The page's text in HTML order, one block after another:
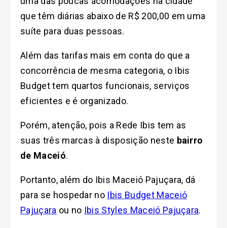
que têm diárias abaixo de R$ 200,00 em uma
suíte para duas pessoas.
Além das tarifas mais em conta do que a
concorrência de mesma categoria, o Ibis
Budget tem quartos funcionais, serviços
eficientes e é organizado.
Porém, atenção, pois a Rede Ibis tem as
suas três marcas à disposição neste bairro
de Maceió.
Portanto, além do Ibis Maceió Pajuçara, dá
para se hospedar no Ibis Budget Maceió
Pajuçara ou no Ibis Styles Maceió Pajuçara.